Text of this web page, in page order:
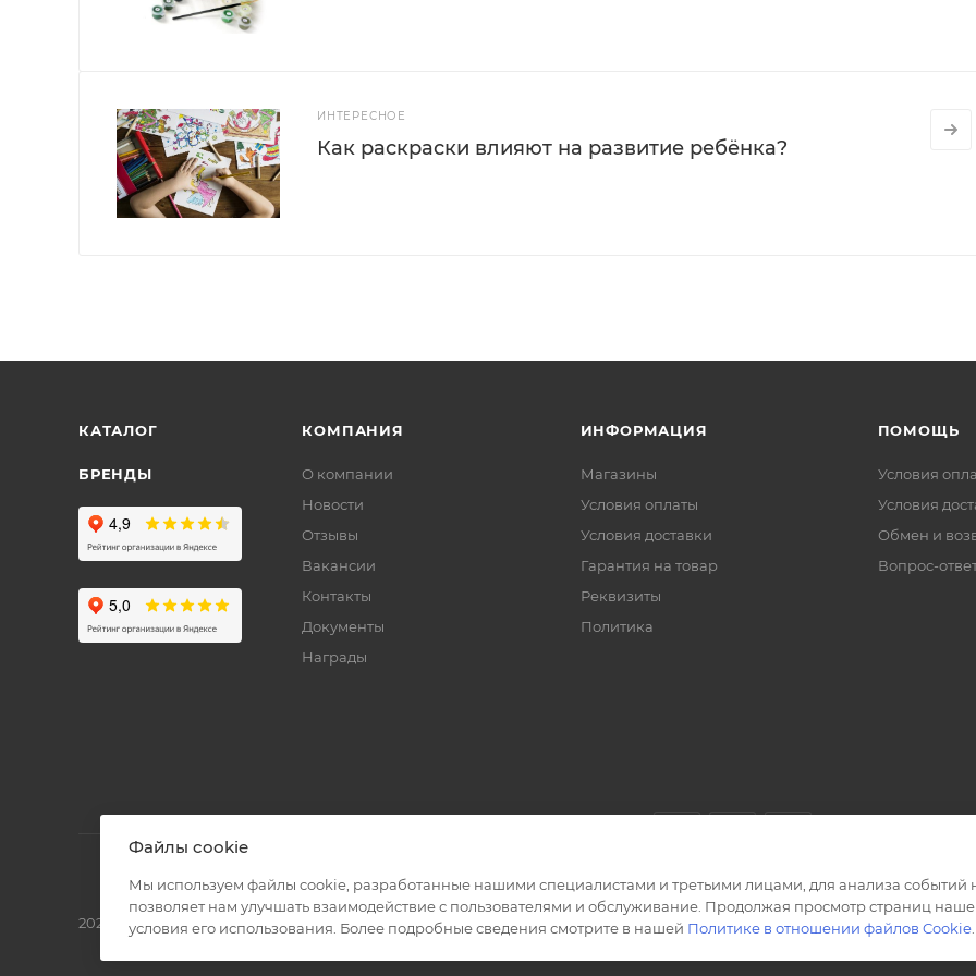
ИНТЕРЕСНОЕ
Как раскраски влияют на развитие ребёнка?
КАТАЛОГ
БРЕНДЫ
КОМПАНИЯ
О компании
Новости
Отзывы
Вакансии
Контакты
Документы
Награды
ИНФОРМАЦИЯ
Магазины
Условия оплаты
Условия доставки
Гарантия на товар
Реквизиты
Политика
ПОМОЩЬ
Условия
Условия
Обмен и
Вопрос-
2026 © Полиграф кит - интернет-магазин
Файлы cookie
Мы используем файлы cookie, разработанные нашими специалистами и третьими лицами, для анализа событий
позволяет нам улучшать взаимодействие с пользователями и обслуживание. Продолжая просмотр страниц
условия его использования. Более подробные сведения смотрите в нашей Политике в отношении файлов Cookie